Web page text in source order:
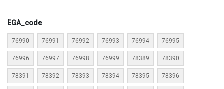
A
I
A
EGA_code
76990 76991 76992 76993 76994 76995
76996 76997 76998 76999 78389 78390
78391 78392 78393 78394 78395 78396